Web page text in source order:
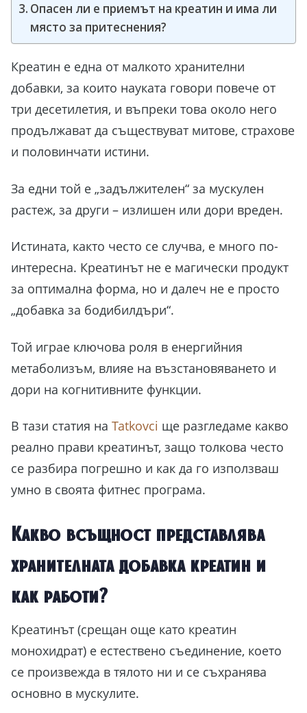
Опасен ли е приемът на креатин и има ли
място за притеснения?
Креатин е една от малкото хранителни
добавки, за които науката говори повече от
три десетилетия, и въпреки това около него
продължават да съществуват митове, страхове
и половинчати истини.
За едни той е „задължителен“ за мускулен
растеж, за други – излишен или дори вреден.
Истината, както често се случва, е много по-
интересна. Креатинът не е магически продукт
за оптимална форма, но и далеч не е просто
„добавка за бодибилдъри“.
Той играе ключова роля в енергийния
метаболизъм, влияе на възстановяването и
дори на когнитивните функции.
В тази статия на Tatkovci ще разгледаме какво
реално прави креатинът, защо толкова често
се разбира погрешно и как да го използваш
умно в своята фитнес програма.
Какво всъщност представлява
хранителната добавка креатин и
как работи?
Креатинът (срещан още като креатин
монохидрат) е естествено съединение, което
се произвежда в тялото ни и се съхранява
основно в мускулите.